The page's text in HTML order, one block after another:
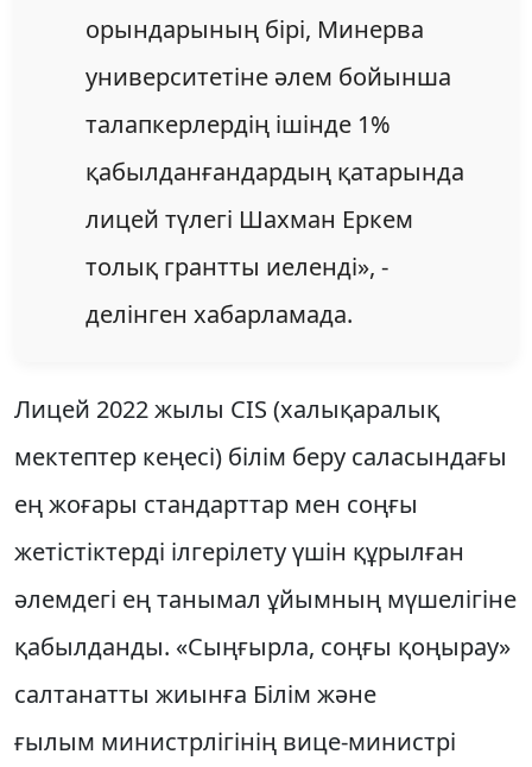
орындарының бірі, Минерва
университетіне әлем бойынша
талапкерлердің ішінде 1%
қабылданғандардың қатарында
лицей түлегі Шахман Еркем
толық грантты иеленді», -
делінген хабарламада.
Лицей 2022 жылы CIS (халықаралық
мектептер кеңесі) білім беру саласындағы
ең жоғары стандарттар мен соңғы
жетістіктерді ілгерілету үшін құрылған
әлемдегі ең танымал ұйымның мүшелігіне
қабылданды. «Сыңғырла, соңғы қоңырау»
салтанатты жиынға Білім және
ғылым министрлігінің вице-министрі